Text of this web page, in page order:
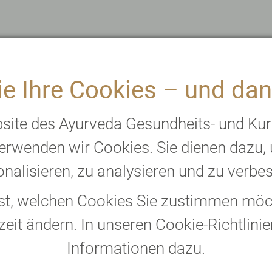
Ihre Cookies – und
des Ayurveda Gesundheits- und
wir Cookies. Sie dienen
zu analysieren und zu
welchen Cookies Sie zustimmen
ändern. In unseren Cookie-
Informationen dazu.
Mediziner
haben
einefundierte
. Auch
, -Berater
Ihres
zur Seite.
Ayurveda-
fachkundig
und
erhalten Sie
die sich über
Wo es notwendig